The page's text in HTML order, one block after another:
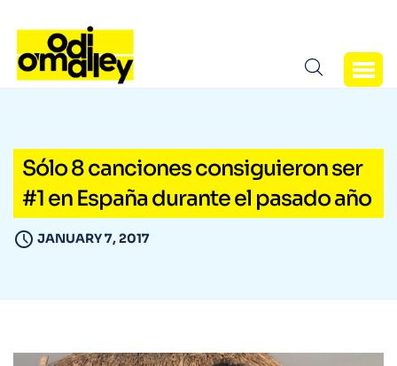
Sólo 8 canciones consiguieron ser
#1 en España durante el pasado año
JANUARY 7, 2017